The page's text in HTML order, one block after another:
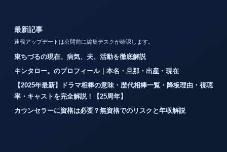
最新記事
速報アップデートは公開前に編集デスクが確認します。
東ちづるの現在、病気、夫、活動を徹底解説
キンタロー。のプロフィール｜本名・旦那・出産・現在
【2025年最新】ドラマ相棒の意味・歴代相棒一覧・降板理由・視聴
率・キャストを完全解説！【25周年】
カウンセラーに資格は必要？無資格でのリスクと年収解説